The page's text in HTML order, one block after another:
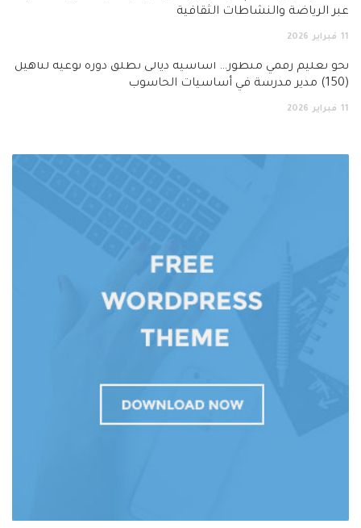
عبر الرياضة والنشاطات الثقافية
11 فبراير 2026
نحو تعليم رقمي متطور… اساسية ديالى تطلق دورة نوعية لتأهيل
(150) مدير مدرسة في أساسيات الحاسوب
11 فبراير 2026